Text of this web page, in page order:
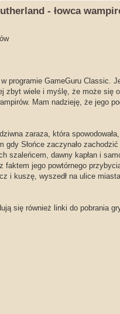
- łowca
programie GameGuru Classic.
zbyt wiele i myślę, że może się
Mam nadzieję, że jego
zaraza, która
Słońce zaczynało
szaleńcem, dawny kapłan i
faktem jego powtórnego
i kuszę, wyszedł na ulice
się również linki do pobrania